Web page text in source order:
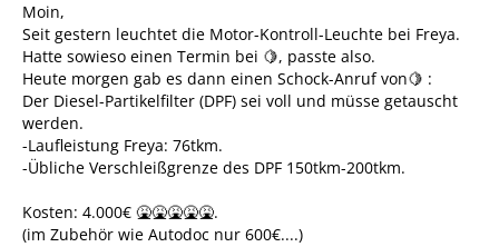
Moin,
Seit gestern leuchtet die Motor-Kontroll-Leuchte bei Freya.
Hatte sowieso einen Termin bei 🍋, passte also.
Heute morgen gab es dann einen Schock-Anruf von🍋 :
Der Diesel-Partikelfilter (DPF) sei voll und müsse getauscht
werden.
-Laufleistung Freya: 76tkm.
-Übliche Verschleißgrenze des DPF 150tkm-200tkm.
Kosten: 4.000€ 🤮🤮🤮🤮🤮.
(im Zubehör wie Autodoc nur 600€....)